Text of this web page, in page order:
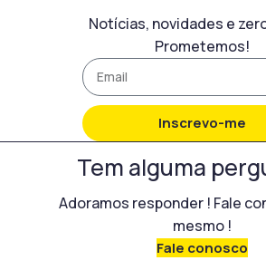
eficaz em diferentes
contextos de obra.
Notícias, novidades e
Prometemos!
Inscrevo-me
Tem alguma
Adoramos responder ! Fale
mesmo !
Fale conosco